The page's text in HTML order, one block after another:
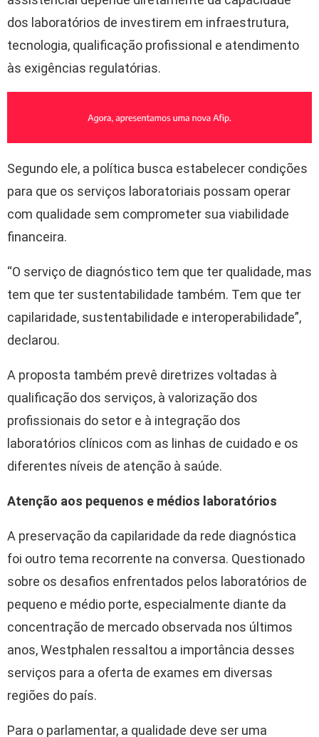
dos laboratórios de investirem em infraestrutura,
tecnologia, qualificação profissional e atendimento
às exigências regulatórias.
Segundo ele, a política busca estabelecer condições
para que os serviços laboratoriais possam operar
com qualidade sem comprometer sua viabilidade
financeira.
“O serviço de diagnóstico tem que ter qualidade, mas
tem que ter sustentabilidade também. Tem que ter
capilaridade, sustentabilidade e interoperabilidade”,
declarou.
A proposta também prevê diretrizes voltadas à
qualificação dos serviços, à valorização dos
profissionais do setor e à integração dos
laboratórios clínicos com as linhas de cuidado e os
diferentes níveis de atenção à saúde.
Atenção aos pequenos e médios laboratórios
A preservação da capilaridade da rede diagnóstica
foi outro tema recorrente na conversa. Questionado
sobre os desafios enfrentados pelos laboratórios de
pequeno e médio porte, especialmente diante da
concentração de mercado observada nos últimos
anos, Westphalen ressaltou a importância desses
serviços para a oferta de exames em diversas
regiões do país.
Para o parlamentar, a qualidade deve ser uma